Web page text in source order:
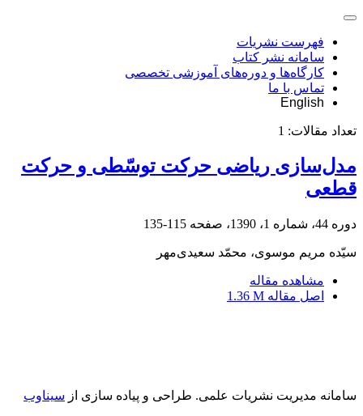
فهرست نشریات
سامانه نشر کتاب
کارگاه‌ها و دوره‌های آموزشی تخصصی
تماس با ما
English
تعداد مقالات: 1
مدل‌سازی ریاضی حرکت توسّطی و حرکت
قطعی
دوره 44، شماره 1، 1390، صفحه 115-135
سیّده مریم موسوی، محمّد سعیدی‌مهر
مشاهده مقاله
اصل مقاله 1.36 M
سامانه مدیریت نشریات علمی. طراحی و پیاده سازی از سیناوب